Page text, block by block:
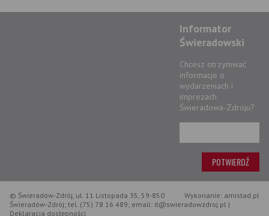
Informator
Świeradowski
Chcesz otrzymwać
informacje o
wydarzeniach i
imprezach
Świeradowa-Zdroju?
Wykonanie: amistad.pl
© Świeradów-Zdrój, ul. 11 Listopada 35, 59-850
Świeradów-Zdrój; tel. (75) 78 16 489; email: it@swieradowzdroj.pl |
Deklaracja dostępności